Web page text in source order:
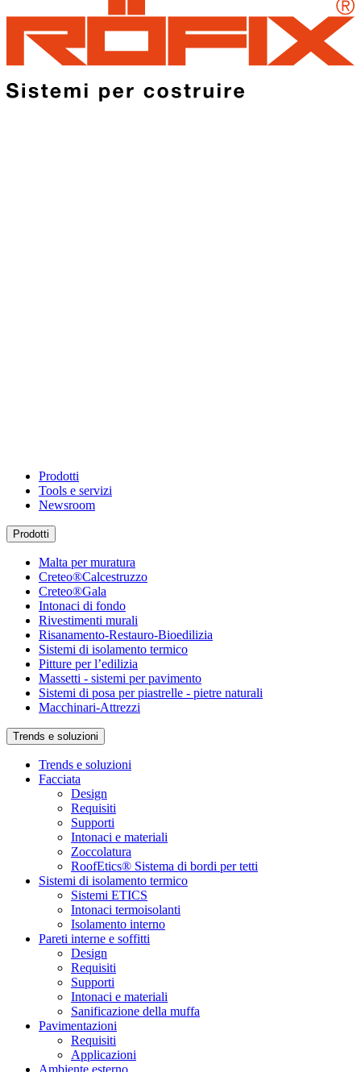
Prodotti
Tools e servizi
Newsroom
Prodotti
Malta per muratura
Creteo®Calcestruzzo
Creteo®Gala
Intonaci di fondo
Rivestimenti murali
Risanamento-Restauro-Bioedilizia
Sistemi di isolamento termico
Pitture per l’edilizia
Massetti - sistemi per pavimento
Sistemi di posa per piastrelle - pietre naturali
Macchinari-Attrezzi
Trends e soluzioni
Trends e soluzioni
Facciata
Design
Requisiti
Supporti
Intonaci e materiali
Zoccolatura
RoofEtics® Sistema di bordi per tetti
Sistemi di isolamento termico
Sistemi ETICS
Intonaci termoisolanti
Isolamento interno
Pareti interne e soffitti
Design
Requisiti
Supporti
Intonaci e materiali
Sanificazione della muffa
Pavimentazioni
Requisiti
Applicazioni
Ambiente esterno